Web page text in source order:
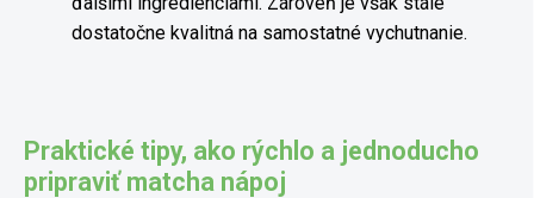
dostatočne kvalitná na samostatné vychutnanie.
Praktické tipy, ako rýchlo a jednoducho
pripraviť matcha nápoj